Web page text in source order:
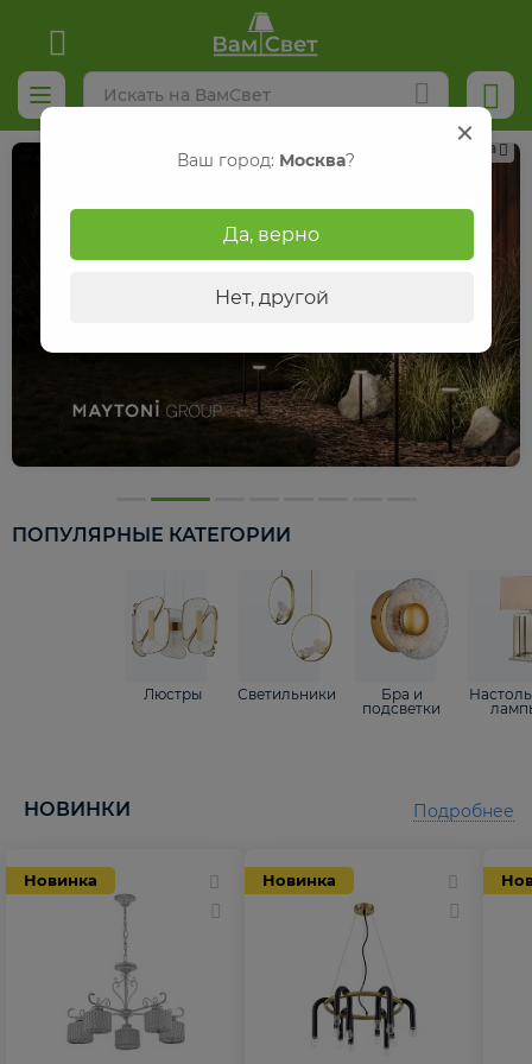
Реклама
ПОПУЛЯРНЫЕ КАТЕГОРИИ
Люстры Светильники
Бра и
подсветки
НОВИНКИ
Новинка Новинка
Подробнее
Ваш город: Москва?
Да, верно
Нет, другой